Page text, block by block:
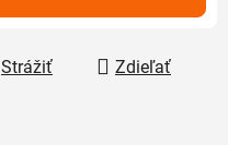
Strážiť Zdieľať